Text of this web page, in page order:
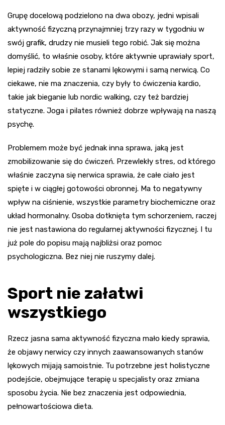
Grupę docelową podzielono na dwa obozy, jedni wpisali
aktywność fizyczną przynajmniej trzy razy w tygodniu w
swój grafik, drudzy nie musieli tego robić. Jak się można
domyślić, to właśnie osoby, które aktywnie uprawiały sport,
lepiej radziły sobie ze stanami lękowymi i samą nerwicą. Co
ciekawe, nie ma znaczenia, czy były to ćwiczenia kardio,
takie jak bieganie lub nordic walking, czy też bardziej
statyczne. Joga i pilates również dobrze wpływają na naszą
psychę.
Problemem może być jednak inna sprawa, jaką jest
zmobilizowanie się do ćwiczeń. Przewlekły stres, od którego
właśnie zaczyna się nerwica sprawia, że całe ciało jest
spięte i w ciągłej gotowości obronnej. Ma to negatywny
wpływ na ciśnienie, wszystkie parametry biochemiczne oraz
układ hormonalny. Osoba dotknięta tym schorzeniem, raczej
nie jest nastawiona do regularnej aktywności fizycznej. I tu
już pole do popisu mają najbliżsi oraz pomoc
psychologiczna. Bez niej nie ruszymy dalej.
Sport nie załatwi
wszystkiego
Rzecz jasna sama aktywność fizyczna mało kiedy sprawia,
że objawy nerwicy czy innych zaawansowanych stanów
lękowych mijają samoistnie. Tu potrzebne jest holistyczne
podejście, obejmujące terapię u specjalisty oraz zmiana
sposobu życia. Nie bez znaczenia jest odpowiednia,
pełnowartościowa dieta.